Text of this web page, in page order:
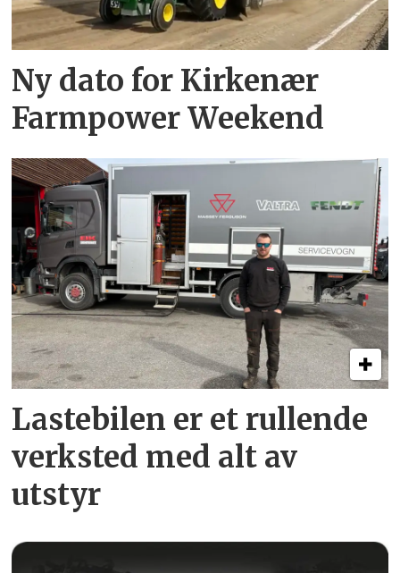
Ny dato for Kirkenær
Farmpower Weekend
Lastebilen er et rullende
verksted med alt av
utstyr